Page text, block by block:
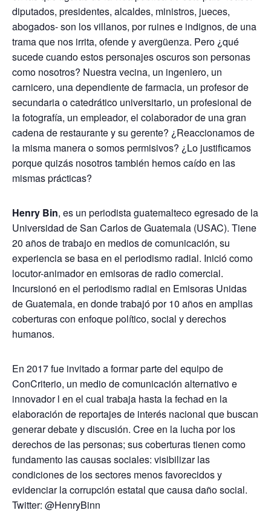
diputados, presidentes, alcaldes, ministros, jueces,
abogados- son los villanos, por ruines e indignos, de una
trama que nos irrita, ofende y avergüenza. Pero ¿qué
sucede cuando estos personajes oscuros son personas
como nosotros? Nuestra vecina, un ingeniero, un
carnicero, una dependiente de farmacia, un profesor de
secundaria o catedrático universitario, un profesional de
la fotografía, un empleador, el colaborador de una gran
cadena de restaurante y su gerente? ¿Reaccionamos de
la misma manera o somos permisivos? ¿Lo justificamos
porque quizás nosotros también hemos caído en las
mismas prácticas?
Henry Bin, es un periodista guatemalteco egresado de la
Universidad de San Carlos de Guatemala (USAC). Tiene
20 años de trabajo en medios de comunicación, su
experiencia se basa en el periodismo radial. Inició como
locutor-animador en emisoras de radio comercial.
Incursionó en el periodismo radial en Emisoras Unidas
de Guatemala, en donde trabajó por 10 años en amplias
coberturas con enfoque político, social y derechos
humanos.
En 2017 fue invitado a formar parte del equipo de
ConCriterio, un medio de comunicación alternativo e
innovador l en el cual trabaja hasta la fechad en la
elaboración de reportajes de interés nacional que buscan
generar debate y discusión. Cree en la lucha por los
derechos de las personas; sus coberturas tienen como
fundamento las causas sociales: visibilizar las
condiciones de los sectores menos favorecidos y
evidenciar la corrupción estatal que causa daño social.
Twitter: @HenryBinn